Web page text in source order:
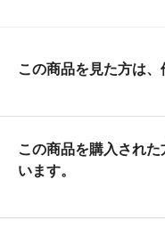
この商品を見た方は
この商品を購入され
います。